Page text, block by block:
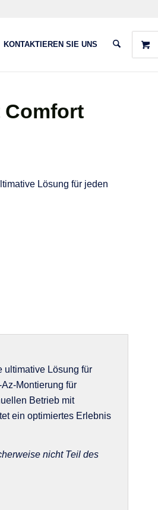
KONTAKTIEREN SIE UNS
Comfort
Lösung für jeden
ultimative Lösung für
Montierung für
Betrieb mit
ein optimiertes Erlebnis
nicht Teil des